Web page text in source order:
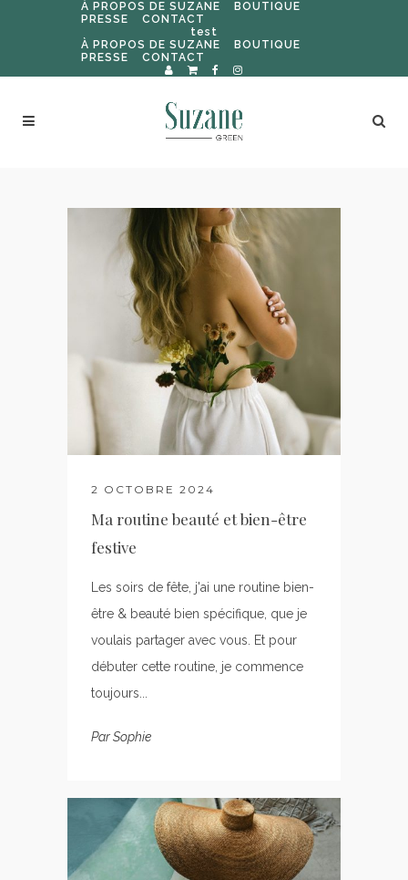
À PROPOS DE SUZANE
BOUTIQUE
PRESSE
CONTACT
test
À PROPOS DE SUZANE
BOUTIQUE
PRESSE
CONTACT
2 OCTOBRE 2024
Ma routine beauté et bien-être
festive
Les soirs de fête, j'ai une routine bien-
être & beauté bien spécifique, que je
voulais partager avec vous. Et pour
débuter cette routine, je commence
toujours...
ParSophie